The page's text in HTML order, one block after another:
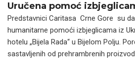
Uručena pomoć
Predstavnici Caritasa Crne Gore su
humanitarne pomoći izbjeglicama iz
hotelu „Bijela Rada“ u Bijelom Polju.
sastavljenih od prehrambrenih